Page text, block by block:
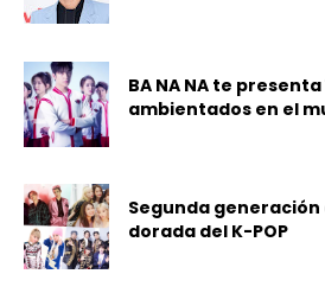
BA NA NA te
ambientados en el
Segunda generación
dorada del K-POP